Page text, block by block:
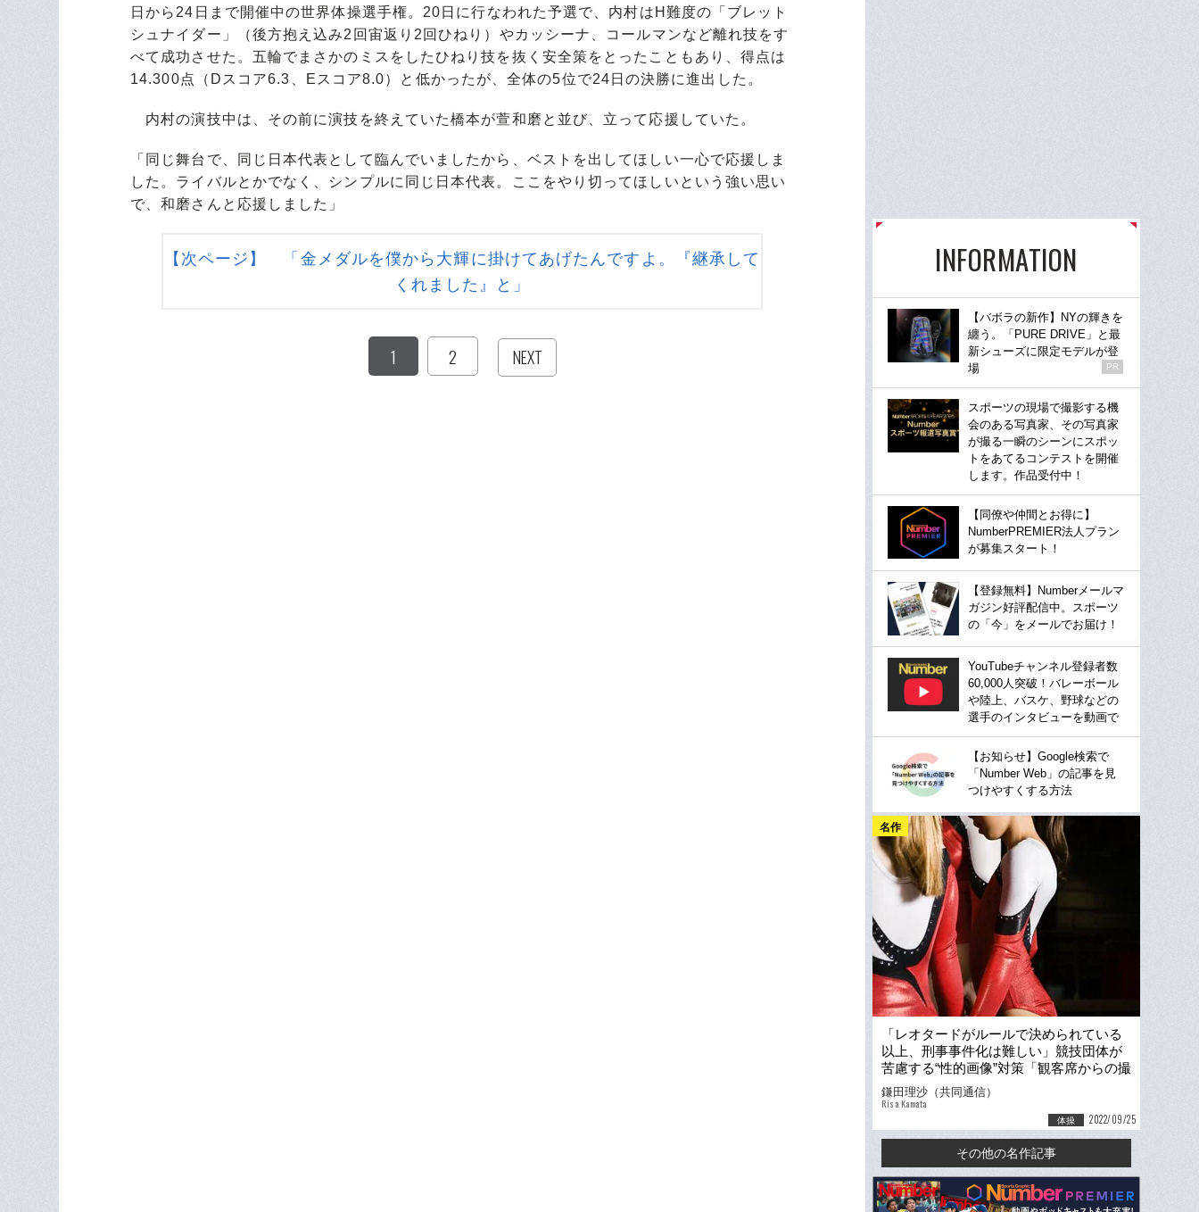
日から24日まで開催中の世界体操選手権。20日に行なわれた予選で、内村はH難度の「ブレット
シュナイダー」（後方抱え込み2回宙返り2回ひねり）やカッシーナ、コールマンなど離れ技をす
べて成功させた。五輪でまさかのミスをしたひねり技を抜く安全策をとったこともあり、得点は
14.300点（Dスコア6.3、Eスコア8.0）と低かったが、全体の5位で24日の決勝に進出した。
内村の演技中は、その前に演技を終えていた橋本が萱和磨と並び、立って応援していた。
「同じ舞台で、同じ日本代表として臨んでいましたから、ベストを出してほしい一心で応援しま
した。ライバルとかでなく、シンプルに同じ日本代表。ここをやり切ってほしいという強い思い
で、和磨さんと応援しました」
【次ページ】 「金メダルを僕から大輝に掛けてあげたんですよ。『継承して
くれました』と」
1 2 NEXT
INFORMATION
【バボラの新作】NYの輝きを
纏う。「PURE DRIVE」と最
新シューズに限定モデルが登
場
PR
スポーツの現場で撮影する機
会のある写真家、その写真家
が撮る一瞬のシーンにスポッ
トをあてるコンテストを開催
します。作品受付中！
【同僚や仲間とお得に】
NumberPREMIER法人プラン
が募集スタート！
【登録無料】Numberメールマ
ガジン好評配信中。スポーツ
の「今」をメールでお届け！
YouTubeチャンネル登録者数
60,000人突破！バレーボール
や陸上、バスケ、野球などの
選手のインタビューを動画で
【お知らせ】Google検索で
「Number Web」の記事を見
つけやすくする方法
名作
「レオタードがルールで決められている
以上、刑事事件化は難しい」競技団体が
苦慮する“性的画像”対策「観客席からの撮
影を禁止したケースも」
鎌田理沙（共同通信）
Risa Kamata
体操 2022/09/25
その他の名作記事